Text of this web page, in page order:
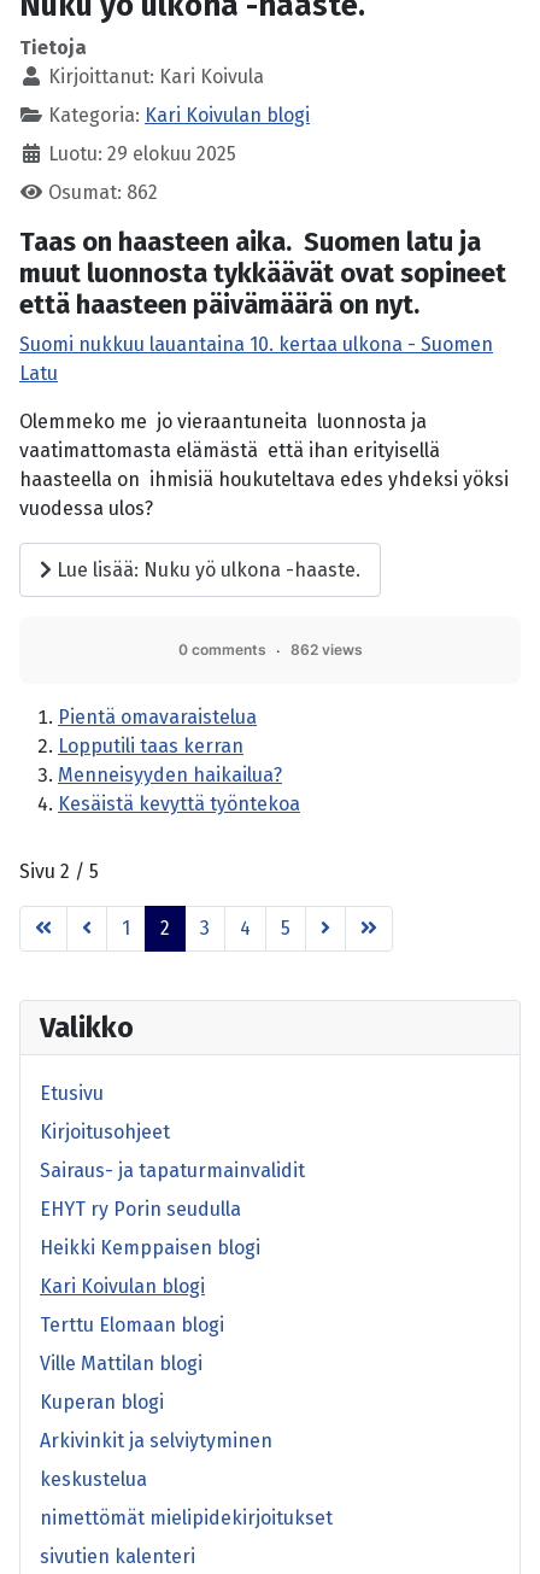
Tietoja
Kirjoittanut: Kari Koivula
Kategoria: Kari Koivulan blogi
Luotu: 29 elokuu 2025
Osumat: 862
Taas on haasteen aika. Suomen latu ja
muut luonnosta tykkäävät ovat sopineet
että haasteen päivämäärä on nyt.
Suomi nukkuu lauantaina 10. kertaa ulkona - Suomen
Latu
Olemmeko me jo vieraantuneita luonnosta ja
vaatimattomasta elämästä että ihan erityisellä
haasteella on ihmisiä houkuteltava edes yhdeksi yöksi
vuodessa ulos?
Lue lisää: Nuku yö ulkona -haaste.
0 comments 862 views
Pientä omavaraistelua
Lopputili taas kerran
Menneisyyden haikailua?
Kesäistä kevyttä työntekoa
Sivu 2 / 5
1 2 3 4 5
Valikko
Etusivu
Kirjoitusohjeet
Sairaus- ja tapaturmainvalidit
EHYT ry Porin seudulla
Heikki Kemppaisen blogi
Kari Koivulan blogi
Terttu Elomaan blogi
Ville Mattilan blogi
Kuperan blogi
Arkivinkit ja selviytyminen
keskustelua
nimettömät mielipidekirjoitukset
sivutien kalenteri